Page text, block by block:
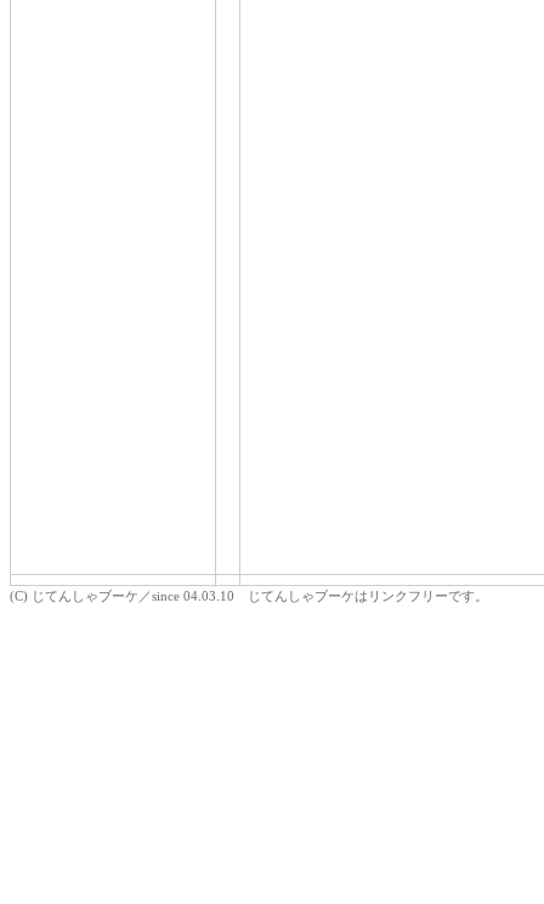
(C) じてんしゃブーケ／since 04.03.10 じてんしゃブーケはリンクフリーです。